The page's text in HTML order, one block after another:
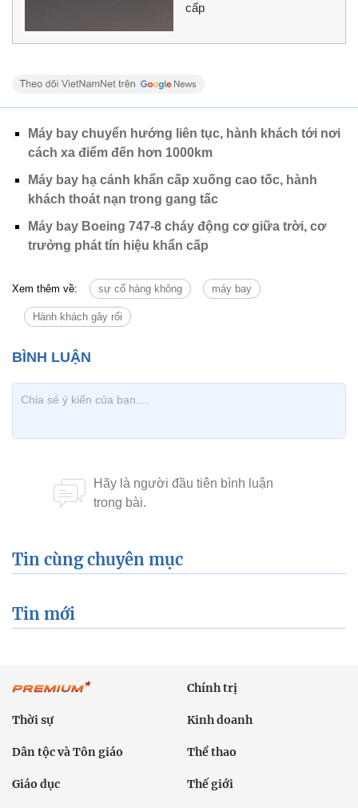
cấp
Máy bay chuyển hướng liên tục, hành khách tới nơi
cách xa điểm đến hơn 1000km
Máy bay hạ cánh khẩn cấp xuống cao tốc, hành
khách thoát nạn trong gang tấc
Máy bay Boeing 747-8 cháy động cơ giữa trời, cơ
trưởng phát tín hiệu khẩn cấp
Xem thêm về: sự cố hàng không máy bay
Hành khách gây rối
Tin cùng chuyên mục
Tin mới
Chính trị
Thời sự Kinh doanh
Dân tộc và Tôn giáo Thể thao
Giáo dục Thế giới